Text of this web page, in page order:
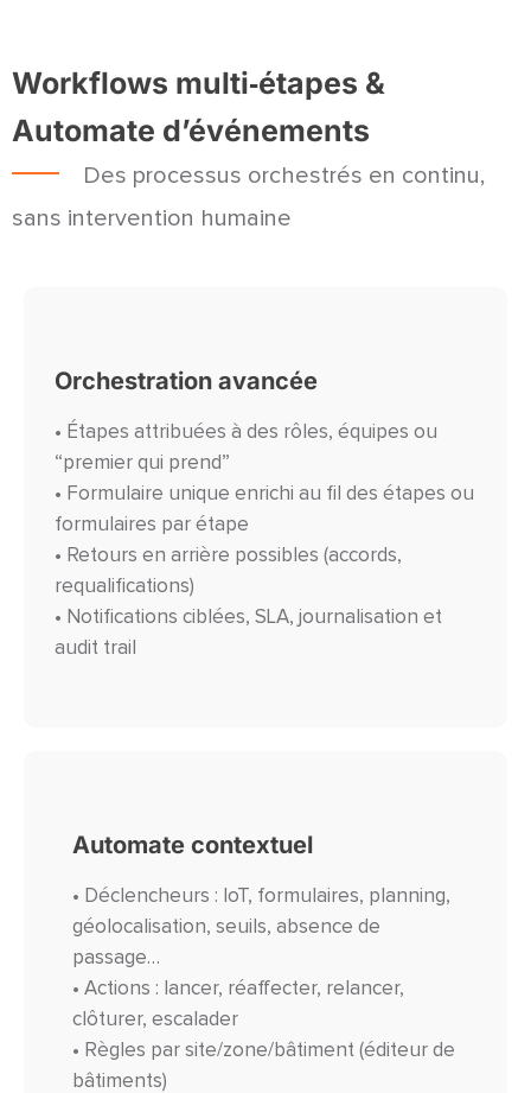
Workflows multi‑étapes &
Automate d’événements
Des processus orchestrés en continu,
sans intervention humaine
Orchestration avancée
• Étapes attribuées à des rôles, équipes ou
“premier qui prend”
• Formulaire unique enrichi au fil des étapes ou
formulaires par étape
• Retours en arrière possibles (accords,
requalifications)
• Notifications ciblées, SLA, journalisation et
audit trail
Automate contextuel
• Déclencheurs : IoT, formulaires, planning,
géolocalisation, seuils, absence de
passage…
• Actions : lancer, réaffecter, relancer,
clôturer, escalader
• Règles par site/zone/bâtiment (éditeur de
bâtiments)